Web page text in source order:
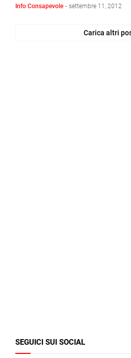
Info Consapevole - settembre 11, 2012
Carica altri
SEGUICI SUI SOCIAL